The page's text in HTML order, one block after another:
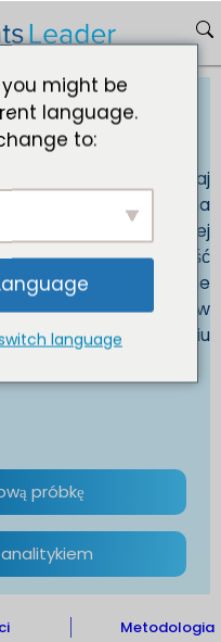
do 2032 r.
(RTP) to rodzaj
wytrzymałego włókna
aramid lub węgiel. Jej
korozję/wytrzymałość
i jednoczesne
być wykonana w
od kilkudziesięciu
rolce.
próbkę
Metodologia
might be
language.
to:
language